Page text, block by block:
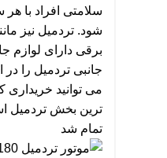
سلامتی افراد با
شود. تردمیل نیز
برقی دارای لوازم
جانبی تردمیل را
می توانید خریداری
ترین بخش تردمیل
تمام شد